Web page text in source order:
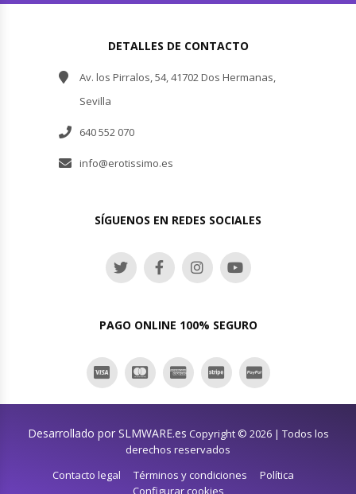
DETALLES DE CONTACTO
Av. los Pirralos, 54, 41702 Dos Hermanas,
Sevilla
640 552 070
info@erotissimo.es
SÍGUENOS EN REDES SOCIALES
PAGO ONLINE 100% SEGURO
Desarrollado por SLMWARE.es Copyright © 2026 | Todos los
derechos reservados
Contacto legal
Términos y condiciones
Política
Configurar cookies